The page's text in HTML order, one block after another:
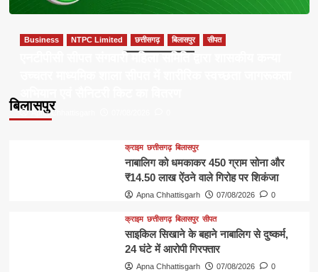
बिलासपुर
Business NTPC Limited छत्तीसगढ़ बिलासपुर सीपत
Apna Chhattisgarh
क्राइम छत्तीसगढ़ बिलासपुर
नाबालिग को धमकाकर 450 ग्राम सोना और
₹14.50 लाख ऐंठने वाले गिरोह पर शिकंजा
Apna Chhattisgarh 07/08/2026 0
क्राइम छत्तीसगढ़ बिलासपुर सीपत
साइकिल सिखाने के बहाने नाबालिग से दुष्कर्म,
24 घंटे में आरोपी गिरफ्तार
Apna Chhattisgarh 07/08/2026 0